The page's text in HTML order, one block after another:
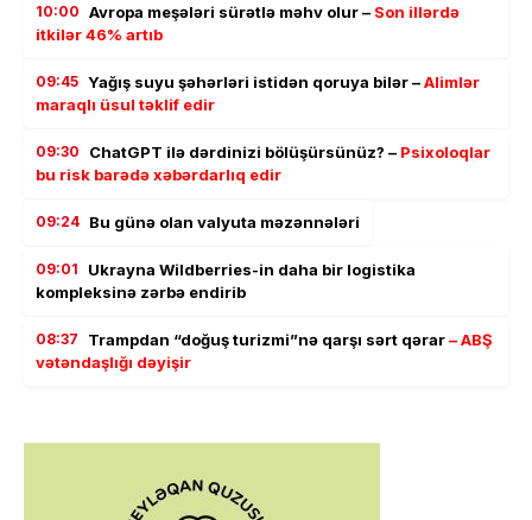
10:00 Avropa meşələri sürətlə məhv olur – Son illərdə
itkilər 46% artıb
09:45 Yağış suyu şəhərləri istidən qoruya bilər –Alimlər
maraqlı üsul təklif edir
09:30 ChatGPT ilə dərdinizi bölüşürsünüz? – Psixoloqlar
bu risk barədə xəbərdarlıq edir
09:24 Bu günə olan valyuta məzənnələri
09:01
Ukrayna Wildberries-in daha bir logistika
kompleksinə zərbə endirib
08:37 Trampdan “doğuş turizmi”nə qarşı sərt qərar– ABŞ
vətəndaşlığı dəyişir